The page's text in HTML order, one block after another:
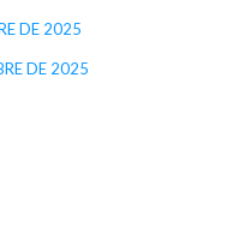
DE 2025
DE 2025